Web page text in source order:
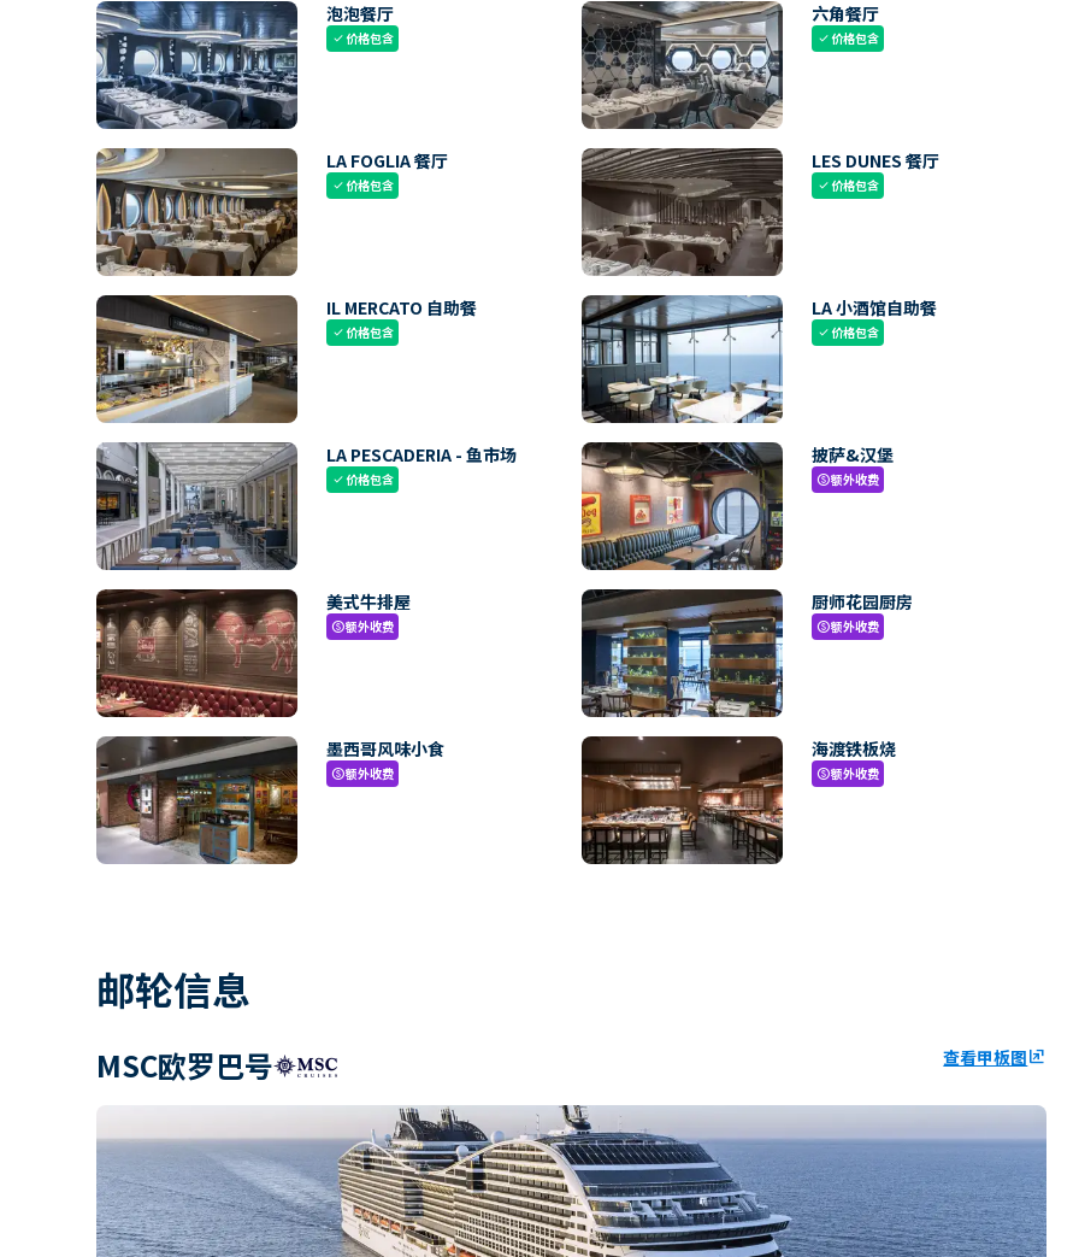
泡泡餐厅
check价格包含
六角餐厅
check价格包含
LA FOGLIA 餐厅
check价格包含
LES DUNES 餐厅
check价格包含
IL MERCATO 自助餐
check价格包含
LA 小酒馆自助餐
check价格包含
LA PESCADERIA - 鱼市场
check价格包含
披萨&汉堡
paid额外收费
美式牛排屋
paid额外收费
厨师花园厨房
paid额外收费
墨西哥风味小食
paid额外收费
海渡铁板烧
paid额外收费
邮轮信息
MSC欧罗巴号 查看甲板图ungroup